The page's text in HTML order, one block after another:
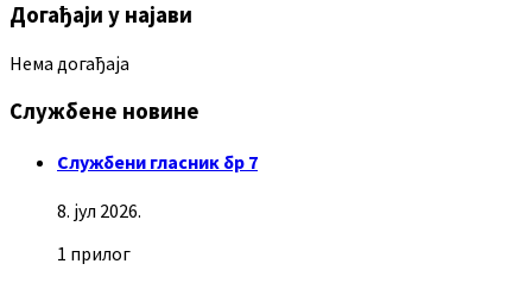
Догађаји у најави
Нема догађаја
Службене новине
Службени гласник бр 7
8. јул 2026.
1 прилог